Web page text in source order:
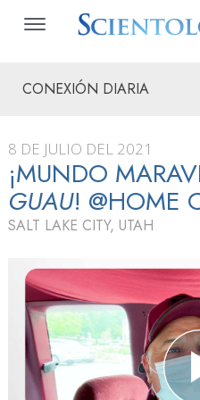
CONEXIÓN DIARIA
8 DE JULIO DEL 2021
¡MUNDO
GUAU! @HOME
SALT LAKE CITY, UTAH